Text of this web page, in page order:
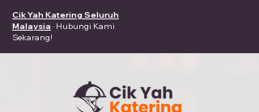
Cik Yah Katering Seluruh
Malaysia · Hubungi Kami
Sekarang!